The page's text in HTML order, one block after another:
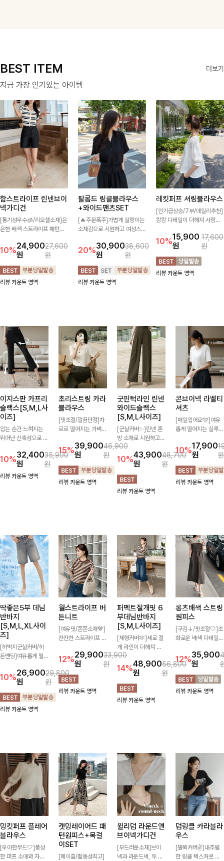
BEST ITEM 더보기
지금 가장 인기있는 아이템
함스트라이프 린넨브이
넥가디건
[통기성우수🧊/리오셀소재]은
은한 배색 스트라이프 패턴으
드 살려주는 니트 가디건 💛
브이넥 라인에 슬림하게 떨어
지는 핏 더해져 단독으로도 여
리하고 세련되게 입어져요-
10%24,900
원
27,600
원
리뷰 카운트 영역
팔롬드 링클블라우스
+와이드팬츠SET
[🔥주문폭주]가볍게 살랑이는
소재감으로 시원하고 여성스럽
트 🖤 허리 밴딩 디테일로 편
안하면서도 자연스럽게 라인
잡아주어 꾸안꾸 무드로 멋스
럽게 완성!
20%30,900
원
38,600
원
리뷰 카운트 영역
레킷퍼프 셔링블라우스
[인기급상승/7부/데일리추천]
캉캉 디테일이 더해져 사랑스
주는 블라우스 🤍 가볍게 퍼지
는 핏으로 체형을 자연스럽게
커버해주며 여성스럽게 즐기기
좋아요 ✨
10%15,900
원
17,600
원
리뷰 카운트 영역
이지스판 카프리
슬랙스[S,M,L사
이즈]
입는 순간 느껴지는
뛰어난 신축성으로 활
안하게🌿 발목이 드
러나는 카프리 기장이
다리 라인을 더욱 길
10%32,400
원
35,900
원
리뷰 카운트 영역
초리스트링 카라
블라우스
[핏조절/깔끔단정]차
르르 떨어지는 가벼운
쾌적하게 즐기기 좋은
카라 블라우스- 심플
한 디자인에 클래식한
카라와 버튼 디테일을
더해 데일리부터 오피
15%39,900
원
46,900
원
리뷰 카운트 영역
굿핀턱라인 린넨
와이드슬랙스
[S,M,L사이즈]
[군살커버✨]린넨 혼
방 소재로 시원하고
쾌적하게 즐기기 좋은
와이드 슬랙스입니다.
핀턱 디테일과 여유로
운 와이드 핏이 더해
져 길고 멋스러운 실
루엣을 완성해드려
10%43,900
원
48,700
원
리뷰 카운트 영역
콘브이넥 라벨티
셔츠
[매일입어요🩵]여유
롭게 떨어지는 실루엣
자인으로 데일리하게
즐기기 좋은 티셔츠-
소매 라벨 디테일이
은은한 포인트를 더해
심플하면서도 센스 있
10%17,900
원
원
리뷰 카운트 영역
딱좋은5부 데님
반바지
[S,M,L,XL사이
즈]
[허벅지군살커버/히
든밴딩]여유롭게 떨어
없는 5부 기장으로 편
안하게 즐기기 좋은
데님 팬츠 ✨ 빈티지
한 워싱감이 더해져
캐주얼하면서도 트렌
10%26,900
원
29,800
원
리뷰 카운트 영역
월스트라이프 버
튼니트
[여유핏/쫀쫀소재🤎]
잔잔한 스트라이프 패
더해져 캐주얼하면서
도 세련된 무드를 연
출해주는 니트- 가볍
고 부드러운 착용감으
로 단독은 물론 데일
12%29,900
원
33,900
원
리뷰 카운트 영역
퍼펙트절개핏 6
부데님반바지
[S,M,L사이즈]
[체형커버🫶]세로 절
개 라인이 더해져 다
리 라인을 더욱 길고
슬림하게 연출해주는
5부 데님 반바지 🤍
부담 없는 기장과 여
유로운 핏으로 편안하
게 착용되며 다양한
14%48,900
원
56,800
원
리뷰 카운트 영역
롱츠배색 스트링
원피스
[구김↓/핏조절🤍]조
화로운 배색 디테일로
스! 스트링이 내장되
어있어 여리여리한 라
인을 만들어주고 넉넉
한 포켓으로 실용성까
지 갖췄어요:)
12%35,900
원
리뷰 카운트 영역
밍킷퍼프 플레어
블라우스
[우아한무드🤍]풍성
한 퍼프 소매와 자연
캣밍레이어드 패
턴원피스+목걸
이SET
[페이즐/활동성최고]
윌리덤 라운드앤
브이넥가디건
[부드러운소재]브이
넥과 라운드넥, 두 가
덤링클 카라블라
우스
[팔뚝커버✌]내추럴
한 링클 텍스처로 분